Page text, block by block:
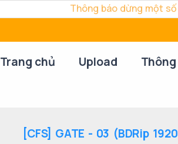
Thông báo dừng một
Trang chủ Upload
[CFS] GATE - 03 (BDRip